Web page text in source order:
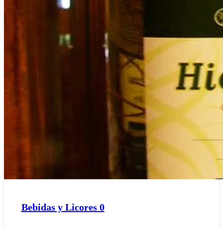
Bebidas y Licores 0